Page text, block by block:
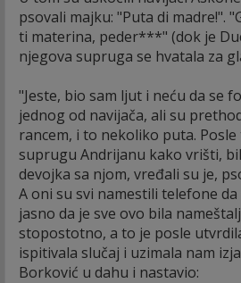
psovali majku: "Puta di madre!".
ti materina, peder***" (dok je
njegova supruga se hvatala za
"Jeste, bio sam ljut i neću da se
jednog od navijača, ali su
rancem, i to nekoliko puta.
suprugu Andrijanu kako vrišti,
devojka sa njom, vređali su je,
A oni su svi namestili telefone
jasno da je sve ovo bila
stopostotno, a to je posle
ispitivala slučaj i uzimala nam
Borković u dahu i nastavio: